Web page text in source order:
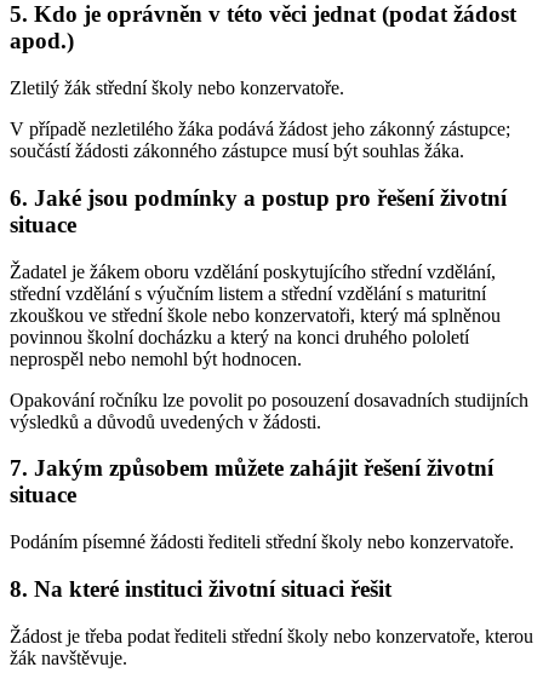
5. Kdo je oprávněn v této věci jednat (podat žádost
apod.)
Zletilý žák střední školy nebo konzervatoře.
V případě nezletilého žáka podává žádost jeho zákonný zástupce;
součástí žádosti zákonného zástupce musí být souhlas žáka.
6. Jaké jsou podmínky a postup pro řešení životní
situace
Žadatel je žákem oboru vzdělání poskytujícího střední vzdělání,
střední vzdělání s výučním listem a střední vzdělání s maturitní
zkouškou ve střední škole nebo konzervatoři, který má splněnou
povinnou školní docházku a který na konci druhého pololetí
neprospěl nebo nemohl být hodnocen.
Opakování ročníku lze povolit po posouzení dosavadních studijních
výsledků a důvodů uvedených v žádosti.
7. Jakým způsobem můžete zahájit řešení životní
situace
Podáním písemné žádosti řediteli střední školy nebo konzervatoře.
8. Na které instituci životní situaci řešit
Žádost je třeba podat řediteli střední školy nebo konzervatoře, kterou
žák navštěvuje.